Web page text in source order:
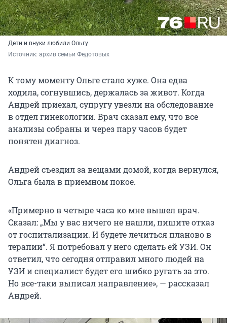
Дети и внуки любили Ольгу
Источник: архив семьи Федотовых
К тому моменту Ольге стало хуже. Она едва
ходила, согнувшись, держалась за живот. Когда
Андрей приехал, супругу увезли на обследование
в отдел гинекологии. Врач сказал ему, что все
анализы собраны и через пару часов будет
понятен диагноз.
Андрей съездил за вещами домой, когда вернулся,
Ольга была в приемном покое.
«Примерно в четыре часа ко мне вышел врач.
Сказал: „Мы у вас ничего не нашли, пишите отказ
от госпитализации. И будете лечиться планово в
терапии“. Я потребовал у него сделать ей УЗИ. Он
ответил, что сегодня отправил много людей на
УЗИ и специалист будет его шибко ругать за это.
Но все-таки выписал направление», — рассказал
Андрей.